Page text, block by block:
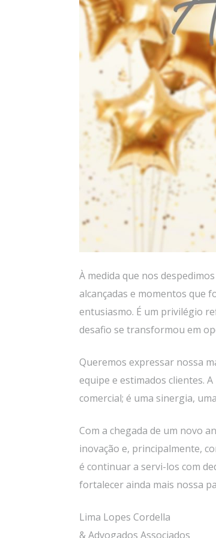
À medida que nos
alcançadas e momentos que
entusiasmo. É um privilégio
desafio se transformou em
Queremos expressar nossa
equipe e estimados clientes.
comercial; é uma sinergia,
Com a chegada de um novo
inovação e, principalmente,
é continuar a servi-los com
fortalecer ainda mais nossa
Lima Lopes Cordella
& Advogados Associados